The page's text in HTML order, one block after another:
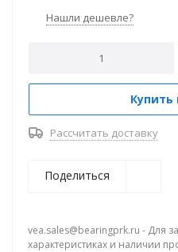
Нашли дешевле?
Купить
Рассчитать доставку
Поделиться
vea.sales@bearingprk.ru - Для
характеристиках и наличии